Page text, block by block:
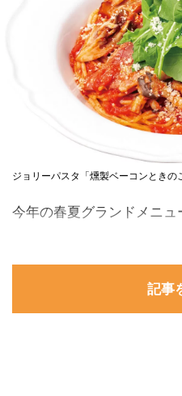
ジョリーパスタ「燻製ベーコンときの
今年の春夏グランドメニュ
記事